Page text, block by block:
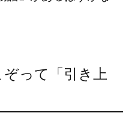
って「引き上